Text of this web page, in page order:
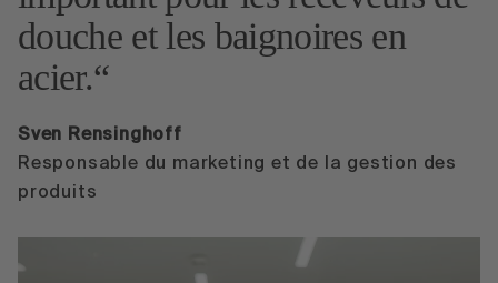
douche et les baignoires en
acier.
Sven Rensinghoff
Responsable du marketing et de la gestion des
produits